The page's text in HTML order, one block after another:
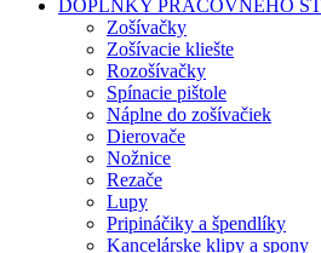
DOPLNKY PRACOVNÉHO
Zošívačky
Zošívacie kliešte
Rozošívačky
Spínacie pištole
Náplne do zošívačiek
Dierovače
Nožnice
Rezače
Lupy
Pripináčiky a špendlíky
Kancelárske klipy a spony